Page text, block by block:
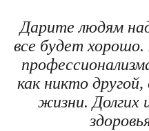
Дарите людям
все будет
как никто другой,
жизни. Долгих